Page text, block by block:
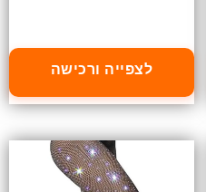
לצפייה ורכישה